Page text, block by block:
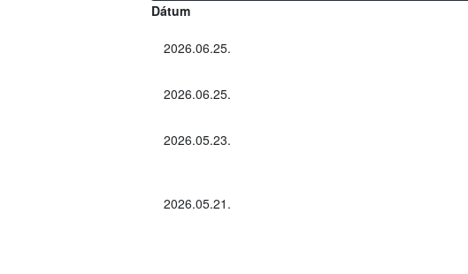
Dátum
2026.06.25.
2026.06.25.
2026.05.23.
2026.05.21.